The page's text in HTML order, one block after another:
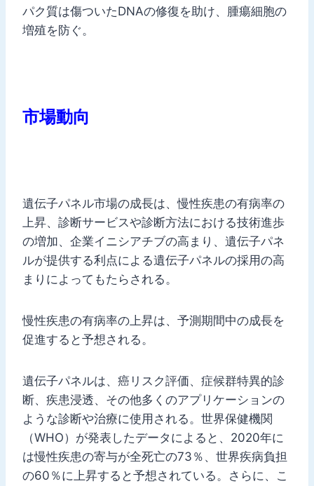
パク質は傷ついたDNAの修復を助け、腫瘍細胞の
増殖を防ぐ。
市場動向
遺伝子パネル市場の成長は、慢性疾患の有病率の
上昇、診断サービスや診断方法における技術進歩
の増加、企業イニシアチブの高まり、遺伝子パネ
ルが提供する利点による遺伝子パネルの採用の高
まりによってもたらされる。
慢性疾患の有病率の上昇は、予測期間中の成長を
促進すると予想される。
遺伝子パネルは、癌リスク評価、症候群特異的診
断、疾患浸透、その他多くのアプリケーションの
ような診断や治療に使用される。世界保健機関
（WHO）が発表したデータによると、2020年に
は慢性疾患の寄与が全死亡の73％、世界疾病負担
の60％に上昇すると予想されている。さらに、こ